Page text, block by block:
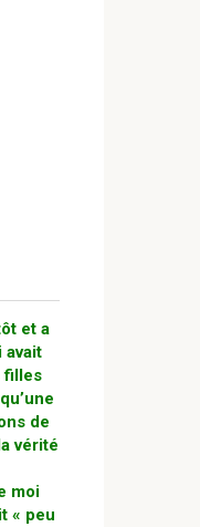
et a
avait
filles
de
vérité
moi
« peu